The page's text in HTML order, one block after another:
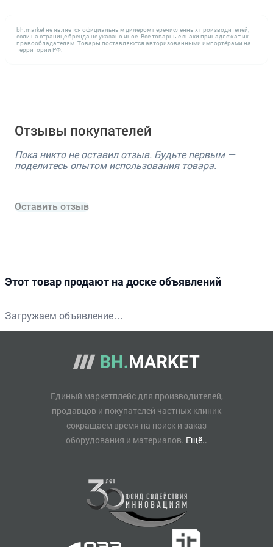
bh.market не является официальным дилером перечисленных производителей,
если на странице бренда не указано иное. Все товарные знаки принадлежат их
правообладателям. Товары поставляются авторизованными импортёрами на
территории РФ.
Отзывы покупателей
Пока никто не оставил отзыв. Будьте первым —
поделитесь опытом использования товара.
Оставить отзыв
Этот товар продают на доске объявлений
Загружаем объявление…
Единый маркетплейс для производителей,
продавцов и покупателей частных клиник
сокращаем время на поиск и заказ
оборудования и материалов. Ещё..